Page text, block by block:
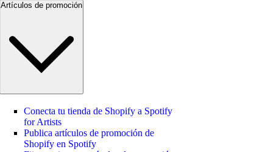
Artículos de promoción
Conecta tu tienda de Shopify a Spotify
for Artists
Publica artículos de promoción de
Shopify en Spotify